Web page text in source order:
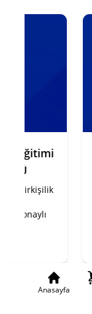
Eğitimi
bilirkişilik
onaylı
Anasayfa